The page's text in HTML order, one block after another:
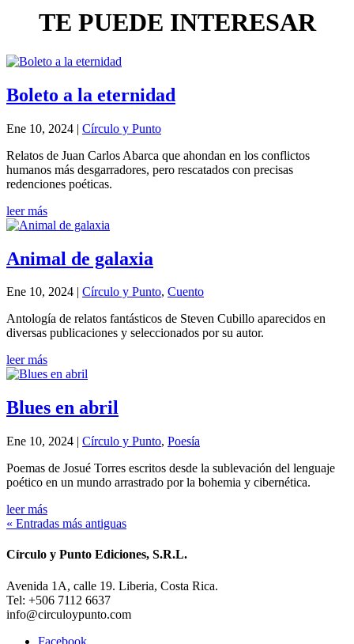
TE PUEDE INTERESAR
Boleto a la eternidad
Ene 10, 2024 | Círculo y Punto
Relatos de Juan Carlos Abarca que ahondan en los conflictos
humanos más desgarradores, pero rescatados con precisas
redenciones poéticas.
leer más
Animal de galaxia
Ene 10, 2024 | Círculo y Punto, Cuento
Antología de relatos fantásticos de Steven Cubillo aparecidos en
diversas publicaciones y seleccionados por su autor.
leer más
Blues en abril
Ene 10, 2024 | Círculo y Punto, Poesía
Poemas de Josué Torres escritos desde la sublevación del lenguaje
poético en un mundo arrastrado por la bohemia y cibernética.
leer más
« Entradas más antiguas
Círculo y Punto Ediciones, S.R.L.
Avenida 1A, calle 19. Liberia, Costa Rica.
Tel: +506 7112 6637
info@circuloypunto.com
Facebook